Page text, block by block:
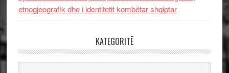
etnogjeografik dhe i identitetit kombëtar shqiptar
KATEGORITË